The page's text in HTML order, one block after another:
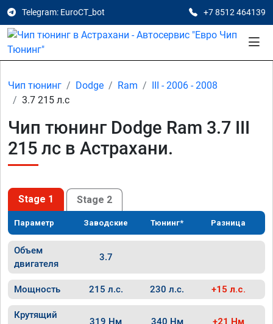
Telegram: EuroCT_bot +7 8512 464139
Чип тюнинг Dodge Ram
III - 2006 - 2008
3.7 215 л.с
Чип тюнинг Dodge Ram 3.7 III
215 лс в Астрахани.
Stage 1 Stage 2
Параметр Заводские Тюнинг* Разница
Объем
двигателя
3.7
Мощность 215 л.с. 230 л.с. +15 л.с.
Крутящий
319 Нм 340 Нм +21 Нм